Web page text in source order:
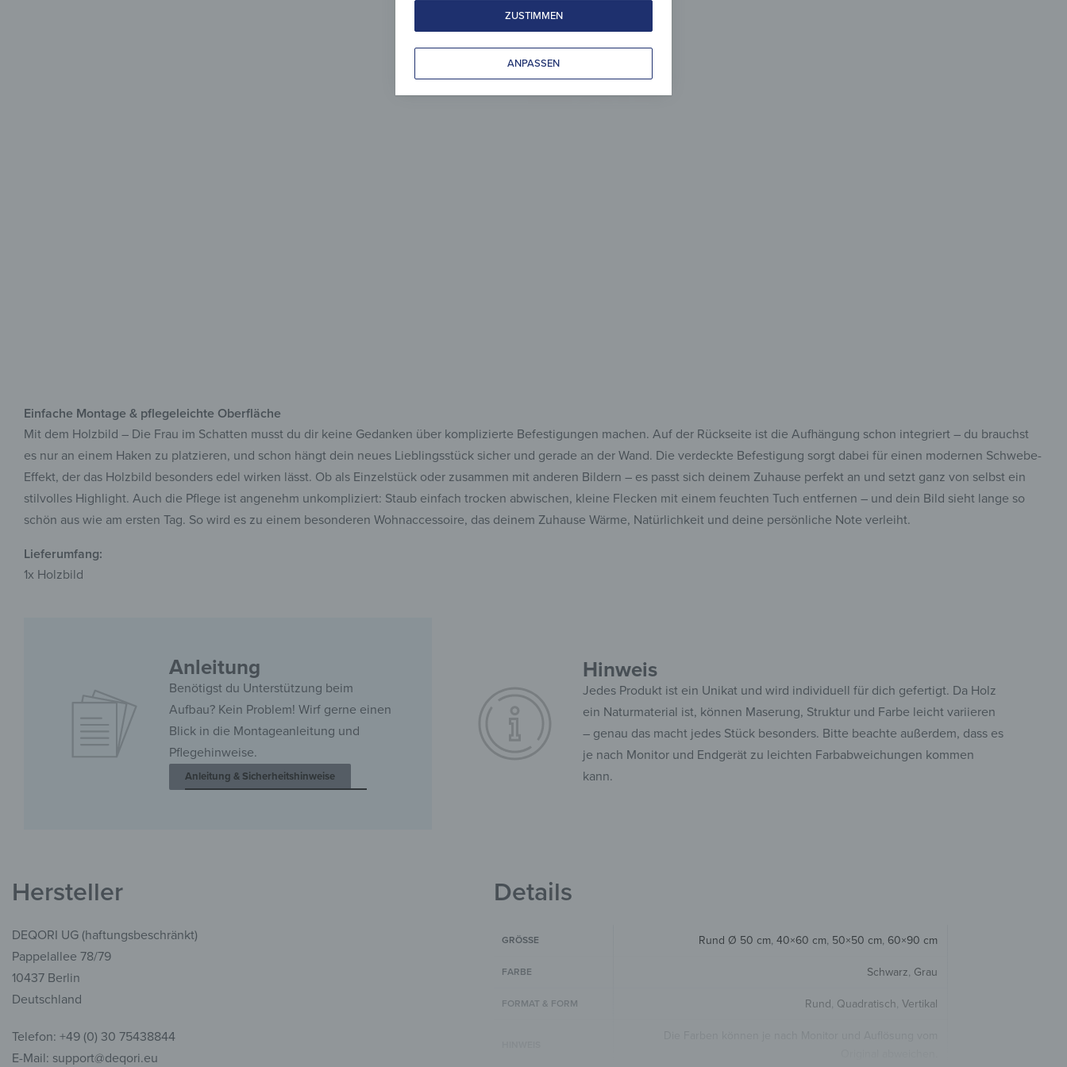
Holz & Design
Einfache Montage & pflegeleichte Oberfläche
Mit dem Holzbild – Die Frau im Schatten musst du dir keine Gedanken über komplizierte Befestigungen machen. Auf der Rückseite ist die Aufhängung schon integriert – du brauchst
es nur an einem Haken zu platzieren, und schon hängt dein neues Lieblingsstück sicher und gerade an der Wand. Die verdeckte Befestigung sorgt dabei für einen modernen Schwebe-
Effekt, der das Holzbild besonders edel wirken lässt. Ob als Einzelstück oder zusammen mit anderen Bildern – es passt sich deinem Zuhause perfekt an und setzt ganz von selbst ein
stilvolles Highlight. Auch die Pflege ist angenehm unkompliziert: Staub einfach trocken abwischen, kleine Flecken mit einem feuchten Tuch entfernen – und dein Bild sieht lange so
schön aus wie am ersten Tag. So wird es zu einem besonderen Wohnaccessoire, das deinem Zuhause Wärme, Natürlichkeit und deine persönliche Note verleiht.
Lieferumfang:
1x Holzbild
Anleitung
Benötigst du Unterstützung beim
Aufbau? Kein Problem! Wirf gerne einen
Blick in die Montageanleitung und
Pflegehinweise.
Anleitung & Sicherheitshinweise
Hinweis
Jedes Produkt ist ein Unikat und wird individuell für dich gefertigt. Da Holz
ein Naturmaterial ist, können Maserung, Struktur und Farbe leicht variieren
– genau das macht jedes Stück besonders. Bitte beachte außerdem, dass es
je nach Monitor und Endgerät zu leichten Farbabweichungen kommen
kann.
Hersteller
DEQORI UG (haftungsbeschränkt)
Pappelallee 78/79
10437 Berlin
Deutschland
Telefon: +49 (0) 30 75438844
E-Mail: support@deqori.eu
Details
GRÖSSE Rund Ø 50 cm,40×60 cm, 50×50 cm,60×90 cm
FARBE Schwarz, Grau
FORMAT & FORM Rund, Quadratisch,Vertikal
ZUSTIMMEN
ANPASSEN